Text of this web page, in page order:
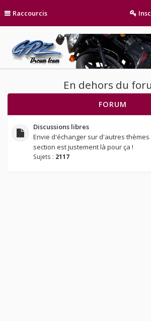
Raccourcis
En dehors du
FORUM
Discussions libres
Envie d'échanger sur d'autres thèmes
section est justement là pour ça !
Sujets : 2117